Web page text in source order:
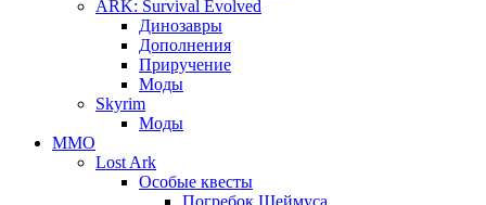
ARK: Survival Evolved
Динозавры
Дополнения
Приручение
Моды
Skyrim
Моды
ММО
Lost Ark
Особые квесты
Погребок Шеймуса